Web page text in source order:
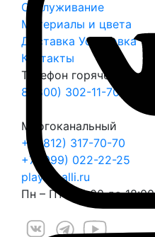
Обслуживание
Материалы и цвета
Доставка Установка
Контакты
Телефон горячей линии
8 (800) 302-11-70
Многоканальный
+7 (812) 317-70-70
+7 (999) 022-22-25
play@balli.ru
Пн – Пт: с 9:00 до 18:00